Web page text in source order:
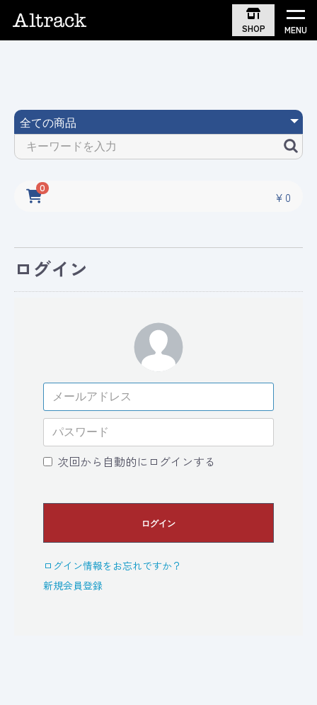
SHOP MENU
0
￥0
ログイン
次回から自動的にログインする
ログイン
ログイン情報をお忘れですか？
新規会員登録